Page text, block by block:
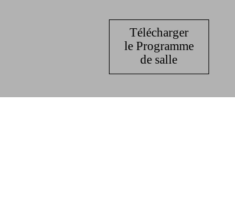
Télécharger
le Programme
de salle